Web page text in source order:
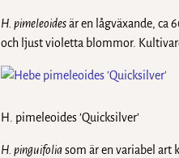
H. pimeleoidesär en lågväxande, ca
och ljust violetta blommor.
H. pimeleoides ’Quicksilver’
H. pinguifoliasom är en variabel art